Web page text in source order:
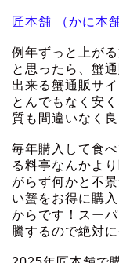
匠本舗 （かに本舗
例年ずっと上が
と思ったら、蟹
出来る蟹通販サ
とんでもなく安
質も間違いなく
毎年購入して食
る料亭なんかよ
がらず何かと不
い蟹をお得に購
からです！スー
騰するので絶対